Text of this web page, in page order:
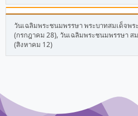
วันเฉลิมพระชนมพรรษา พระบาทสมเด็จพร
(กรกฎาคม 28), วันเฉลิมพระชนมพรรษา ส
(สิงหาคม 12)